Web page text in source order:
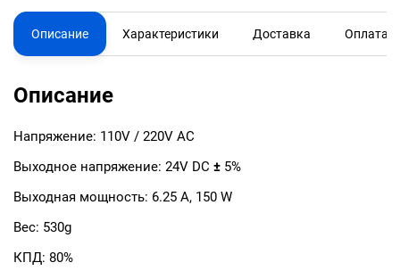
Описание Характеристики Доставка Оплата
Описание
Напряжение: 110V / 220V AC
Выходное напряжение: 24V DC ± 5%
Выходная мощность: 6.25 А, 150 W
Вес: 530g
КПД: 80%